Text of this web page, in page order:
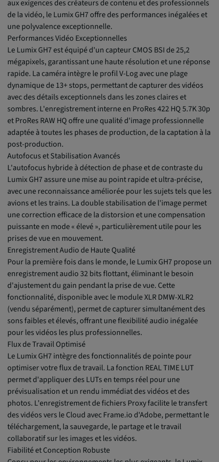
aux exigences des créateurs de contenu et des professionnels
de la vidéo, le Lumix GH7 offre des performances inégalées et
une polyvalence exceptionnelle.
Performances Vidéo Exceptionnelles
Le Lumix GH7 est équipé d'un capteur CMOS BSI de 25,2
mégapixels, garantissant une haute résolution et une réponse
rapide. La caméra intègre le profil V-Log avec une plage
dynamique de 13+ stops, permettant de capturer des vidéos
avec des détails exceptionnels dans les zones claires et
sombres. L'enregistrement interne en ProRes 422 HQ 5.7K 30p
et ProRes RAW HQ offre une qualité d'image professionnelle
adaptée à toutes les phases de production, de la captation à la
post-production.
Autofocus et Stabilisation Avancés
L'autofocus hybride à détection de phase et de contraste du
Lumix GH7 assure une mise au point rapide et ultra-précise,
avec une reconnaissance améliorée pour les sujets tels que les
avions et les trains. La double stabilisation de l'image permet
une correction efficace de la distorsion et une compensation
puissante en mode « élevé », particulièrement utile pour les
prises de vue en mouvement.
Enregistrement Audio de Haute Qualité
Pour la première fois dans le monde, le Lumix GH7 propose un
enregistrement audio 32 bits flottant, éliminant le besoin
d'ajustement du gain pendant la prise de vue. Cette
fonctionnalité, disponible avec le module XLR DMW-XLR2
(vendu séparément), permet de capturer simultanément des
sons faibles et élevés, offrant une flexibilité audio inégalée
pour les vidéos les plus professionnelles.
Flux de Travail Optimisé
Le Lumix GH7 intègre des fonctionnalités de pointe pour
optimiser votre flux de travail. La fonction REAL TIME LUT
permet d'appliquer des LUTs en temps réel pour une
prévisualisation et un rendu immédiat des vidéos et des
photos. L'enregistrement de fichiers Proxy facilite le transfert
des vidéos vers le Cloud avec Frame.io d'Adobe, permettant le
téléchargement, la sauvegarde, le partage et le travail
collaboratif sur les images et les vidéos.
Fiabilité et Conception Robuste